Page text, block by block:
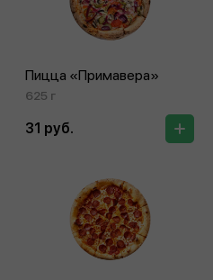
Пицца «Примавера»
625 г
31 руб.